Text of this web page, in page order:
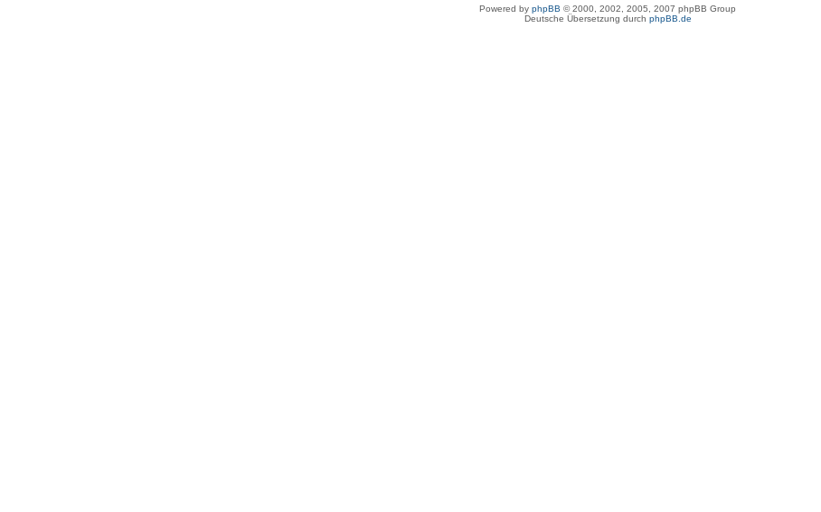
Powered by phpBB © 2000, 2002, 2005, 2007 phpBB Group
Deutsche Übersetzung durch phpBB.de